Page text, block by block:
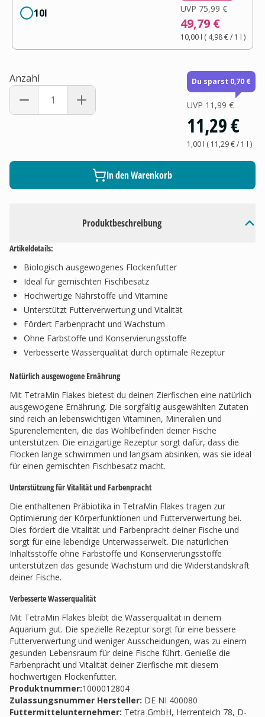
Produktbeschreibung
Artikeldetails:
Biologisch ausgewogenes Flockenfutter
Ideal für gemischten Fischbesatz
Hochwertige Nährstoffe und Vitamine
Unterstützt Futterverwertung und Vitalität
Fördert Farbenpracht und Wachstum
Ohne Farbstoffe und Konservierungsstoffe
Verbesserte Wasserqualität durch optimale Rezeptur
Natürlich ausgewogene Ernährung
Mit TetraMin Flakes bietest du deinen Zierfischen eine natürlich
ausgewogene Ernährung. Die sorgfältig ausgewählten Zutaten
sind reich an lebenswichtigen Vitaminen, Mineralien und
Spurenelementen, die das Wohlbefinden deiner Fische
unterstützen. Die einzigartige Rezeptur sorgt dafür, dass die
Flocken lange schwimmen und langsam absinken, was sie ideal
für einen gemischten Fischbesatz macht.
Unterstützung für Vitalität und Farbenpracht
Die enthaltenen Präbiotika in TetraMin Flakes tragen zur
Optimierung der Körperfunktionen und Futterverwertung bei.
Dies fördert die Vitalität und Farbenpracht deiner Fische und
sorgt für eine lebendige Unterwasserwelt. Die natürlichen
Inhaltsstoffe ohne Farbstoffe und Konservierungsstoffe
unterstützen das gesunde Wachstum und die Widerstandskraft
deiner Fische.
Verbesserte Wasserqualität
Mit TetraMin Flakes bleibt die Wasserqualität in deinem
Aquarium gut. Die spezielle Rezeptur sorgt für eine bessere
Futterverwertung und weniger Ausscheidungen, was zu einem
gesunden Lebensraum für deine Fische führt. Genieße die
Farbenpracht und Vitalität deiner Zierfische mit diesem
hochwertigen Flockenfutter.
Produktnummer:1000012804
Zulassungsnummer Hersteller: DE NI 400080
Futtermittelunternehmer: Tetra GmbH, Herrenteich 78, D-
10l UVP 75,99 €
49,79 €
10,00 l ( 4,98 €/ 1 l )
Anzahl Du sparst 0,70 €
UVP 11,99 €
11,29 €
1,00 l ( 11,29 €/ 1 l )
In den Warenkorb